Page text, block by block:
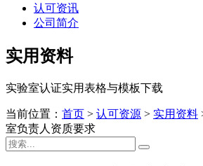
认可资讯
公司简介
实用资料
实验室认证实用表格与模板下载
当前位置： 首页 > 认可资源 > 实用资料
室负责人资质要求